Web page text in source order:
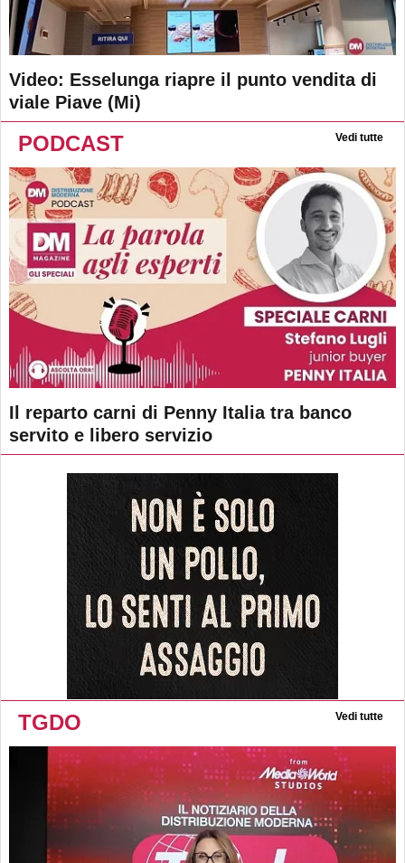
Video: Esselunga riapre il punto vendita di
viale Piave (Mi)
PODCAST Vedi tutte
Il reparto carni di Penny Italia tra banco
servito e libero servizio
TGDO Vedi tutte